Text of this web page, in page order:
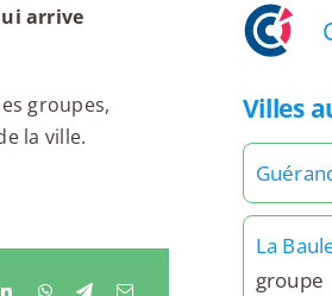
arrive
groupes,
la ville.
Villes
La
groupe